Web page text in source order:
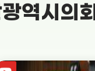
역시의회